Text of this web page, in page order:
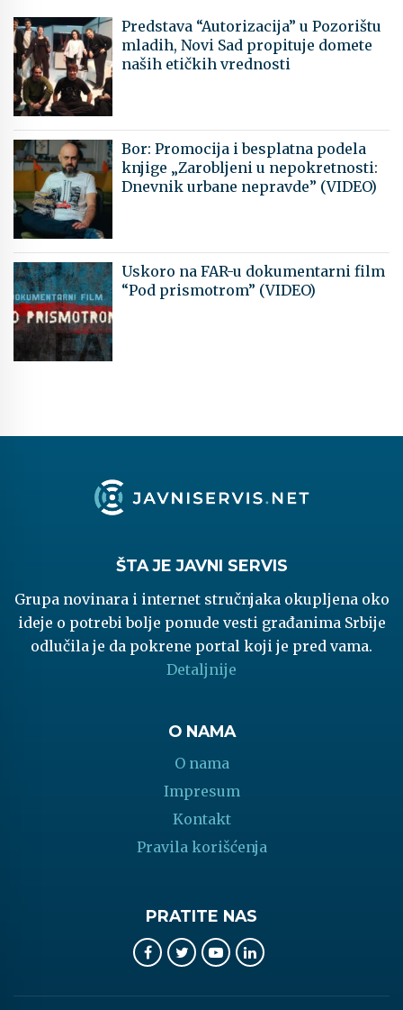
Predstava “Autorizacija” u Pozorištu
mladih, Novi Sad propituje domete
naših etičkih vrednosti
Bor: Promocija i besplatna podela
knjige „Zarobljeni u nepokretnosti:
Dnevnik urbane nepravde” (VIDEO)
Uskoro na FAR-u dokumentarni film
“Pod prismotrom” (VIDEO)
ŠTA JE JAVNI SERVIS
Grupa novinara i internet stručnjaka okupljena oko
ideje o potrebi bolje ponude vesti građanima Srbije
odlučila je da pokrene portal koji je pred vama.
Detaljnije
O NAMA
O nama
Impresum
Kontakt
Pravila korišćenja
PRATITE NAS